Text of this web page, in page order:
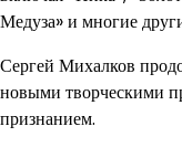
Медуза» и многие
Сергей Михалков
новыми творческими
признанием.